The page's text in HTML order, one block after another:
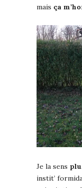
mais ça
Je la sens
instit’